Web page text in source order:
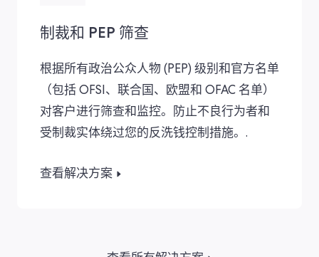
制裁和 PEP 筛查
根据所有政治公众人物 (PEP) 级别和官方名单
（包括 OFSI、联合国、欧盟和 OFAC 名单）
对客户进行筛查和监控。防止不良行为者和
受制裁实体绕过您的反洗钱控制措施。.
查看解决方案